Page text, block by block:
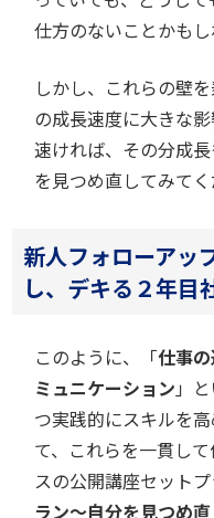
仕方のないことかもし
しかし、これらの壁
の成長速度に大きな
速ければ、その分成
を見つめ直してみてく
新人フォローアッ
し、デキる２年目
このように、「仕事
ミュニケーション 」
つ実践的にスキルを
て、これらを一貫し
スの公開講座セット
ラン～自分を見つめ